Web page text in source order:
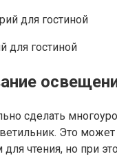
для гостиной
сделать
Это
чтения, но при